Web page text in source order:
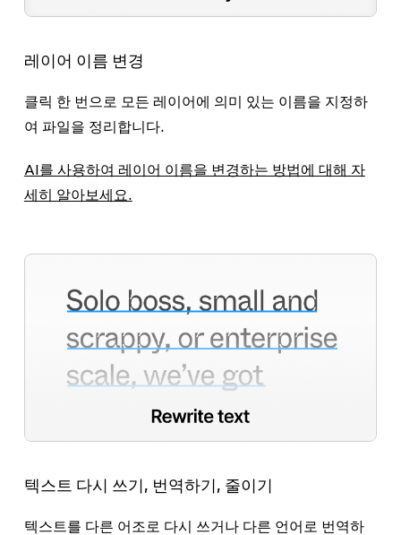
레이어 이름 변경
클릭 한 번으로 모든 레이어에 의미 있는 이름을 지정하
여 파일을 정리합니다.
AI를 사용하여 레이어 이름을 변경하는 방법에 대해 자
세히 알아보세요.
텍스트 다시 쓰기, 번역하기, 줄이기
텍스트를 다른 어조로 다시 쓰거나 다른 언어로 번역하